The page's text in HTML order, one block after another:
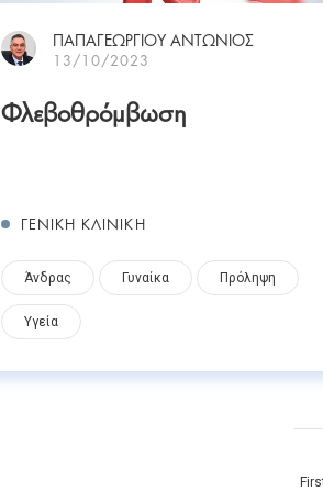
ΠΑΠΑΓΕΩΡΓΙΟΥ ΑΝΤΩΝΙΟΣ
13/10/2023
Φλεβοθρόμβωση
ΓΕΝΙΚΗ ΚΛΙΝΙΚΗ
Άνδρας Γυναίκα Πρόληψη
Υγεία